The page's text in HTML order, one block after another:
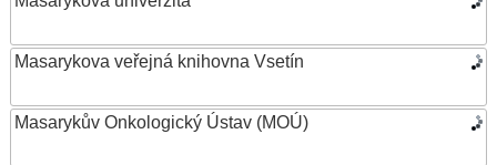
Masarykova veřejná knihovna Vsetín
Masarykův Onkologický Ústav (MOÚ)